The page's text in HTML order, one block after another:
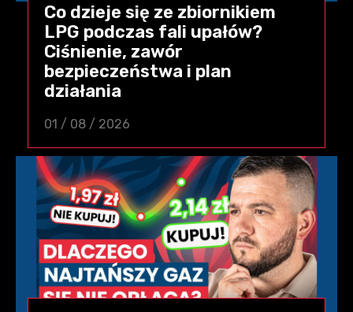
Co dzieje się ze zbiornikiem
LPG podczas fali upałów?
Ciśnienie, zawór
bezpieczeństwa i plan
działania
01 / 08 / 2026